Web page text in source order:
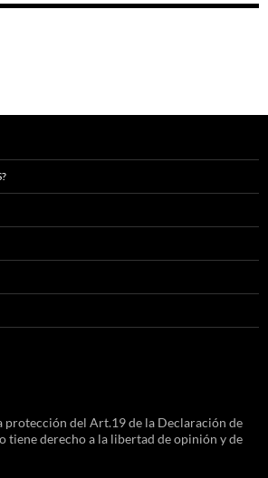
protección del Art.19 de la Declaración de
tiene derecho a la libertad de opinión y de